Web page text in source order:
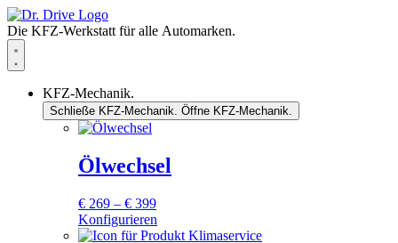
Zum
Inhalt
springen
Die KFZ-Werkstatt für alle Automarken.
KFZ-Mechanik.
Schließe KFZ-Mechanik. Öffne KFZ-Mechanik.
Ölwechsel
€ 269 – € 399Preisspanne:
€ 269
bis
Konfigurieren
Dieses